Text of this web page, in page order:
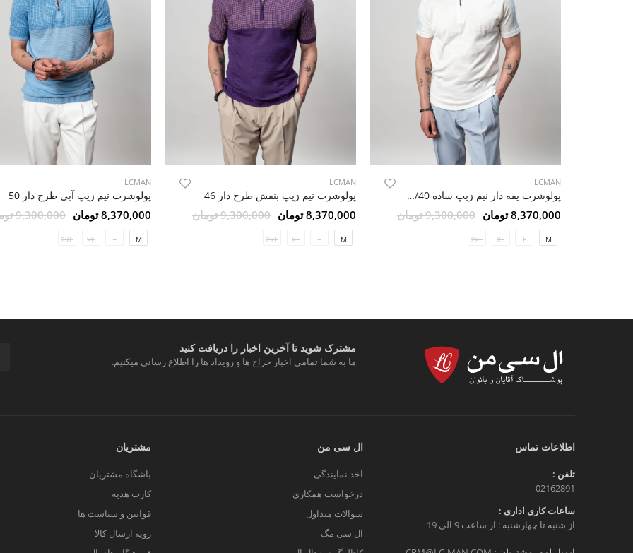
LCMAN
پولوشرت یقه دار نیم زیپ ساده 79544/40
8,370,000 تومان 9,300,000 تومان
M
L
XL
2XL
LCMAN
پولوشرت نیم زیپ بنفش طرح دار 46
8,370,000 تومان 9,300,000 تومان
M
L
XL
2XL
LCMAN
پولوشرت نیم زیپ آبی طرح دار 50
8,370,000 تومان 9,300,000 تومان
M
L
XL
2XL
مشترک شوید تا آخرین اخبار را دریافت کنید
ما به شما تمامی اخبار حراج ها و رویداد ها را اطلاع رسانی میکنیم.
اطلاعات تماس
تلفن :
02162891
ساعات کاری اداری :
از شنبه تا چهارشنبه : از ساعت 9 الی 19
ال سی من
اخذ نمایندگی
درخواست همکاری
سوالات متداول
ال سی مگ
مشتریان
باشگاه مشتریان
کارت هدیه
قوانین و سیاست ها
رویه ارسال کالا